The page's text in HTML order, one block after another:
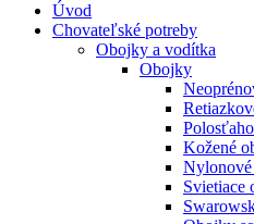
Úvod
Chovateľské potreby
Obojky a vodítka
Obojky
Kožené
Svietiace